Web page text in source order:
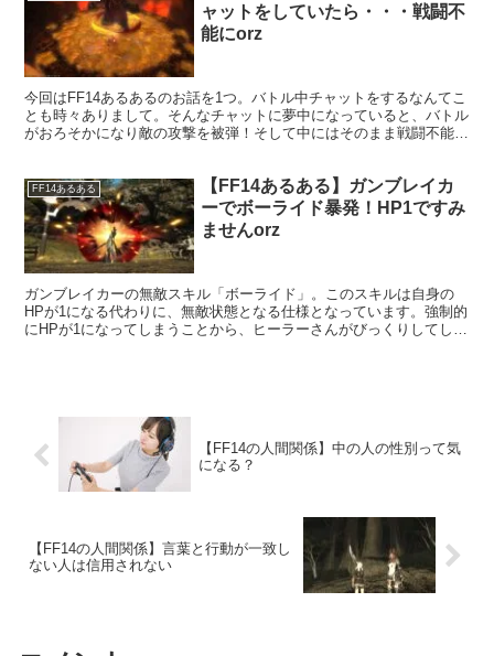
ャットをしていたら・・・戦闘不
能にorz
今回はFF14あるあるのお話を1つ。バトル中チャットをするなんてこ
とも時々ありまして。そんなチャットに夢中になっていると、バトル
がおろそかになり敵の攻撃を被弾！そして中にはそのまま戦闘不能に
FF14あるある
【FF14あるある】ガンブレイカ
ーでボーライド暴発！HP1ですみ
ませんorz
ガンブレイカーの無敵スキル「ボーライド」。このスキルは自身の
HPが1になる代わりに、無敵状態となる仕様となっています。強制的
にHPが1になってしまうことから、ヒーラーさんがびっくりしてしま
【FF14の人間関係】中の人の性別って気
になる？
【FF14の人間関係】言葉と行動が一致し
ない人は信用されない